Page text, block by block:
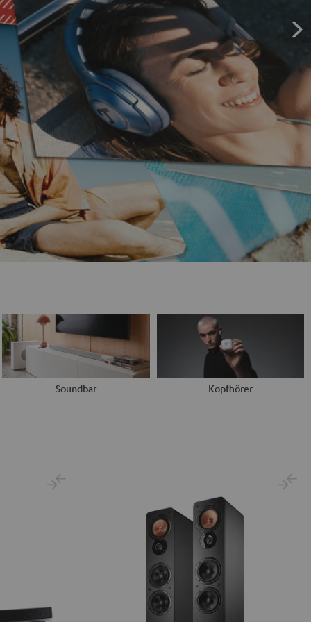
Soundbar Kopfhörer